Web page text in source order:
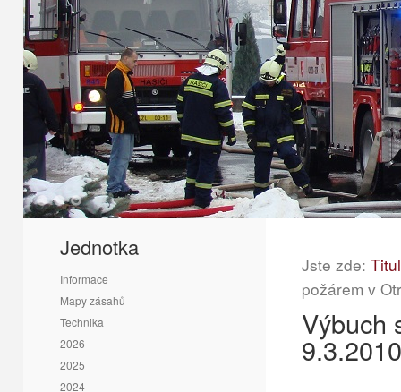
1 2 3
Jednotka
Informace
Mapy zásahů
Technika
2026
2025
2024
Jste zde:
požárem v
Výbuch
9.3.2010